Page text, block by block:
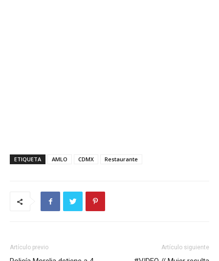
ETIQUETA AMLO CDMX Restaurante
Artículo previo Artículo siguiente